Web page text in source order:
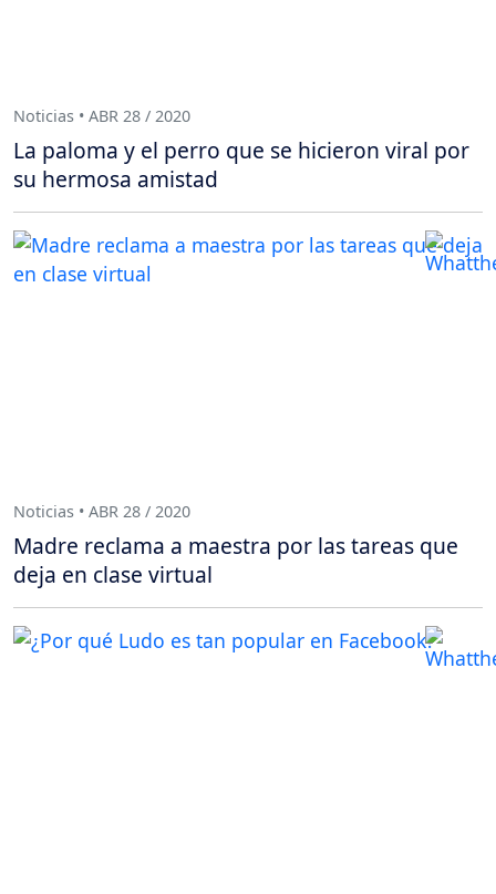
Noticias • ABR 28 / 2020
La paloma y el perro que se hicieron viral por
su hermosa amistad
Noticias • ABR 28 / 2020
Madre reclama a maestra por las tareas que
deja en clase virtual